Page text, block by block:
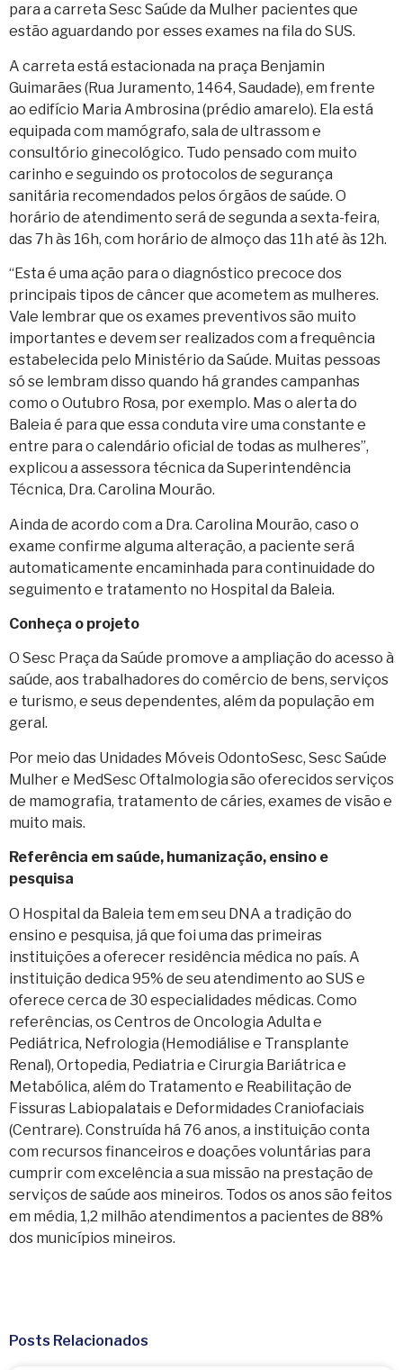
para a carreta Sesc Saúde da Mulher pacientes que
estão aguardando por esses exames na fila do SUS.
A carreta está estacionada na praça Benjamin
Guimarães (Rua Juramento, 1464, Saudade), em frente
ao edifício Maria Ambrosina (prédio amarelo). Ela está
equipada com mamógrafo, sala de ultrassom e
consultório ginecológico. Tudo pensado com muito
carinho e seguindo os protocolos de segurança
sanitária recomendados pelos órgãos de saúde. O
horário de atendimento será de segunda a sexta-feira,
das 7h às 16h, com horário de almoço das 11h até às 12h.
“Esta é uma ação para o diagnóstico precoce dos
principais tipos de câncer que acometem as mulheres.
Vale lembrar que os exames preventivos são muito
importantes e devem ser realizados com a frequência
estabelecida pelo Ministério da Saúde. Muitas pessoas
só se lembram disso quando há grandes campanhas
como o Outubro Rosa, por exemplo. Mas o alerta do
Baleia é para que essa conduta vire uma constante e
entre para o calendário oficial de todas as mulheres”,
explicou a assessora técnica da Superintendência
Técnica, Dra. Carolina Mourão.
Ainda de acordo com a Dra. Carolina Mourão, caso o
exame confirme alguma alteração, a paciente será
automaticamente encaminhada para continuidade do
seguimento e tratamento no Hospital da Baleia.
Conheça o projeto
O Sesc Praça da Saúde promove a ampliação do acesso à
saúde, aos trabalhadores do comércio de bens, serviços
e turismo, e seus dependentes, além da população em
geral.
Por meio das Unidades Móveis OdontoSesc, Sesc Saúde
Mulher e MedSesc Oftalmologia são oferecidos serviços
de mamografia, tratamento de cáries, exames de visão e
muito mais.
Referência em saúde, humanização, ensino e
pesquisa
O Hospital da Baleia tem em seu DNA a tradição do
ensino e pesquisa, já que foi uma das primeiras
instituições a oferecer residência médica no país. A
instituição dedica 95% de seu atendimento ao SUS e
oferece cerca de 30 especialidades médicas. Como
referências, os Centros de Oncologia Adulta e
Pediátrica, Nefrologia (Hemodiálise e Transplante
Renal), Ortopedia, Pediatria e Cirurgia Bariátrica e
Metabólica, além do Tratamento e Reabilitação de
Fissuras Labiopalatais e Deformidades Craniofaciais
(Centrare). Construída há 76 anos, a instituição conta
com recursos financeiros e doações voluntárias para
cumprir com excelência a sua missão na prestação de
serviços de saúde aos mineiros. Todos os anos são feitos
em média, 1,2 milhão atendimentos a pacientes de 88%
dos municípios mineiros.
Posts Relacionados